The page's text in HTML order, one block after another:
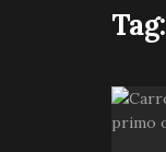
Tag: